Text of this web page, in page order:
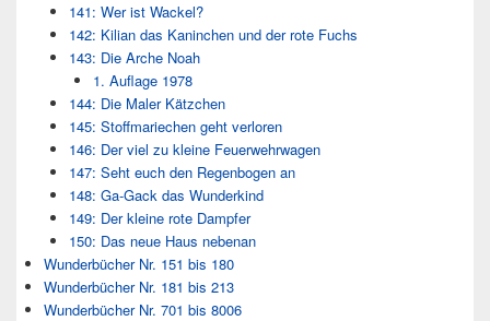
141: Wer ist Wackel?
142: Kilian das Kaninchen und der rote Fuchs
143: Die Arche Noah
1. Auflage 1978
144: Die Maler Kätzchen
145: Stoffmariechen geht verloren
146: Der viel zu kleine Feuerwehrwagen
147: Seht euch den Regenbogen an
148: Ga-Gack das Wunderkind
149: Der kleine rote Dampfer
150: Das neue Haus nebenan
Wunderbücher Nr. 151 bis 180
Wunderbücher Nr. 181 bis 213
Wunderbücher Nr. 701 bis 8006